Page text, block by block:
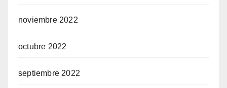
noviembre 2022
octubre 2022
septiembre 2022